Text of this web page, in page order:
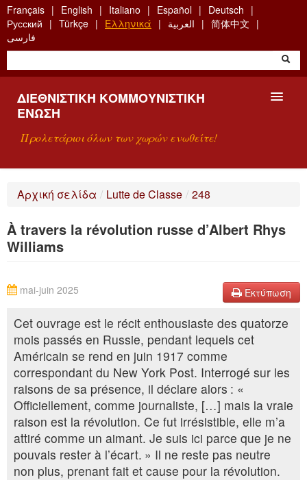
Skip
to
main
content
Français English Italiano Español
Deutsch
Русский
Türkçe Ελληνικά العربية
简体中文
فارسی
ΔΙΕΘΝΙΣΤΙΚΉ ΚΟΜΜΟΥΝΙΣΤΙΚΉ
ΈΝΩΣΗ
Προλετάριοι όλων των χωρών ενωθείτε!
ΑΝΑΖΉΤΗΣΗ
Αρχική σελίδα / Lutte de Classe / 248
À travers la révolution russe d’Albert Rhys
Williams
Εκτύπωση
mai-juin 2025
Cet ouvrage est le récit enthousiaste des quatorze
mois passés en Russie, pendant lequels cet
Américain se rend en juin 1917 comme
correspondant du New York Post. Interrogé sur les
raisons de sa présence, il déclare alors : «
Officiellement, comme journaliste, […] mais la vraie
raison est la révolution. Ce fut irrésistible, elle m’a
attiré comme un aimant. Je suis ici parce que je ne
pouvais rester à l’écart. » Il ne reste pas neutre
non plus, prenant fait et cause pour la révolution.